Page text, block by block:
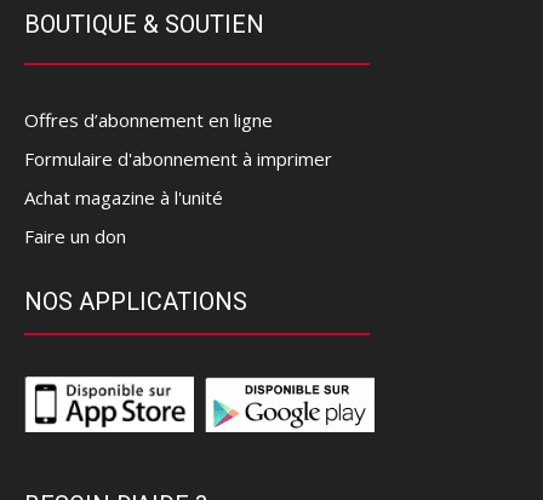
BOUTIQUE & SOUTIEN
Offres d’abonnement en ligne
Formulaire d'abonnement à imprimer
Achat magazine à l'unité
Faire un don
NOS APPLICATIONS